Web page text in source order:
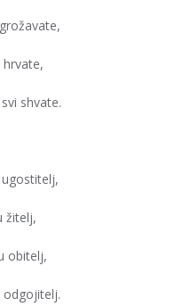
hrvate,
shvate.
žitelj,
obitelj,
odgojitelj.